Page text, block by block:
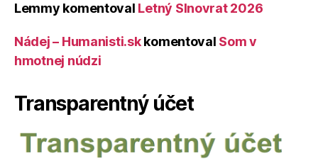
Lemmy komentoval Letný Slnovrat 2026
Nádej – Humanisti.skkomentoval Som v
hmotnej núdzi
Transparentný účet